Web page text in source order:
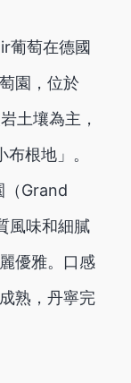
葡萄在德國
園，位於
土壤為主，
根地」。
（Grand
風味和細膩
優雅。口感
熟，丹寧完